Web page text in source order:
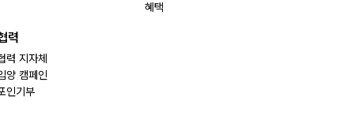
혜택
력
력 지자체
양 캠페인
인기부